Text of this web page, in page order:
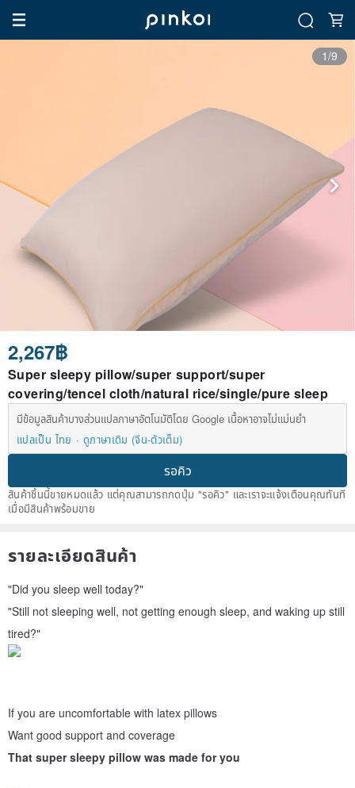
1/9
2,267฿
Super sleepy pillow/super support/super
covering/tencel cloth/natural rice/single/pure sleep
มีข้อมูลสินค้าบางส่วนแปลภาษาอัตโนมัติโดย Google เนื้อหาอาจไม่แม่นยำ
แปลเป็น ไทย
ดูภาษาเดิม (จีน-ตัวเต็ม)
รอคิว
สินค้าชิ้นนี้ขายหมดแล้ว แต่คุณสามารถกดปุ่ม "รอคิว" และเราจะแจ้งเตือนคุณทันที
เมื่อมีสินค้าพร้อมขาย
รายละเอียดสินค้า
"Did you sleep well today?"
"Still not sleeping well, not getting enough sleep, and waking up still
tired?"
If you are uncomfortable with latex pillows
Want good support and coverage
That super sleepy pillow was made for you